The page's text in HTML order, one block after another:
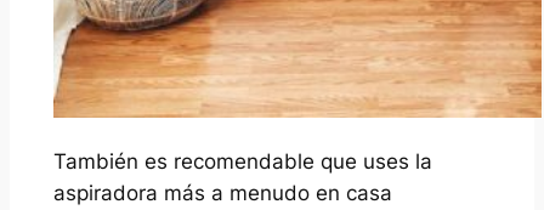
También es recomendable que uses la
aspiradora más a menudo en casa